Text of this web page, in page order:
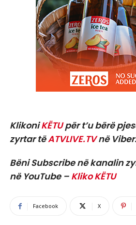
KlikoniKËTUpër t’u bërë
zyrtar tëATVLIVE.TVnë
Bëni Subscribe në kanalin
në YouTube – Kliko KËTU
Facebook X